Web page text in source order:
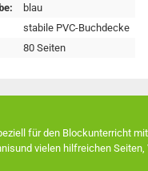
blau
stabile PVC-Buchdecke
80 Seiten
für den Blockunterricht
vielen hilfreichen